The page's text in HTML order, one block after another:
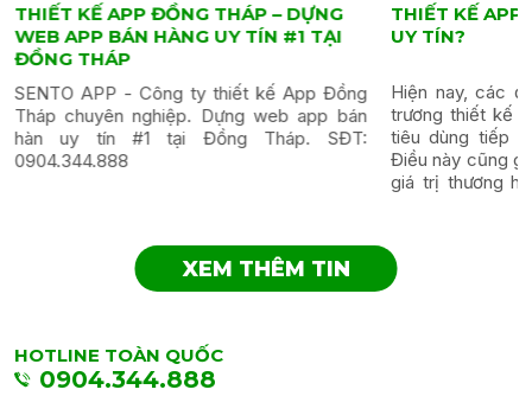
THIẾT KẾ APP ĐỒNG THÁP – DỰNG
WEB APP BÁN HÀNG UY TÍN #1 TẠI
ĐỒNG THÁP
SENTO APP - Công ty thiết kế App Đồng
Tháp chuyên nghiệp. Dựng web app bán
hàn uy tín #1 tại Đồng Tháp. SĐT:
0904.344.888
THIẾT KẾ APP
UY TÍN?
Hiện nay, các
trương thiết kế
tiêu dùng tiếp
Điều này cũng
giá trị thương
XEM THÊM TIN
HOTLINE TOÀN QUỐC
0904.344.888